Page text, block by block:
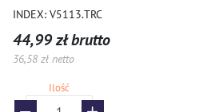
INDEX: V5113.TRC
44,99 zł brutto
36,58 zł netto
Ilość